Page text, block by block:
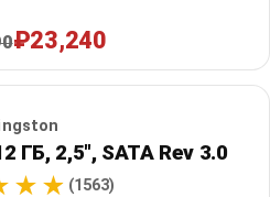
₽23,240
ГБ, 2,5", SATA Rev 3.0
(1563)